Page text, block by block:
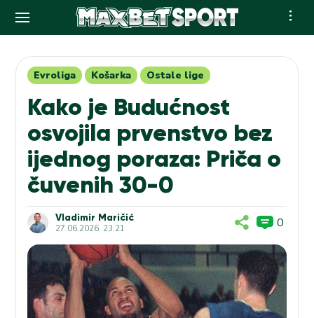
contentEvroliga Košarka Ostale lige
Kako je Budućnost
osvojila prvenstvo bez
ijednog poraza: Priča o
čuvenih 30-0
Vladimir Maričić
27.06.2026. 23:21 0